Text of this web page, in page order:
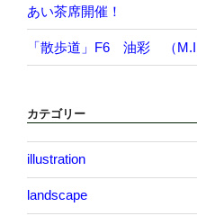
あい茶席開催！
「散歩道」F6 油彩 （M.I.
カテゴリー
illustration
landscape